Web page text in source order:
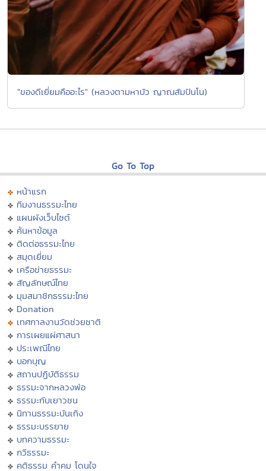
"ของดีเยี่ยมคืออะไร" (หลวงตามหาบัว ญาณสัมปันโน)
Go To Top
หน้าแรก
ทีมงานธรรมะไทย
แผนผังเว็บไซต์
ค้นหาข้อมูล
ติดต่อธรรมะไทย
สมุดเยี่ยม
เครือข่ายธรรมะ
สัญลักษณ์ไทย
มุมสมาชิกธรรมะไทย
Donation
เทศกาลงานวัดช่วยชาติ
การเผยแผ่ศาสนา
ประเพณีไทย
บอกบุญ
สถานปฏิบัติธรรม
ธรรมะจากหลวงพ่อ
ธรรมะกับเยาวชน
นิทานธรรมะบันเทิง
ธรรมะบรรยาย
บทความธรรมะ
กวีธรรมะ
คติธรรม คำคม โดนใจ